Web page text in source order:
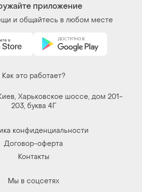
приложение
и общайтесь в любом месте
Как это работает?
Харьковское шоссе, дом 201-
203, буква 4Г
конфиденциальности
Договор-оферта
Контакты
Мы в соцсетях